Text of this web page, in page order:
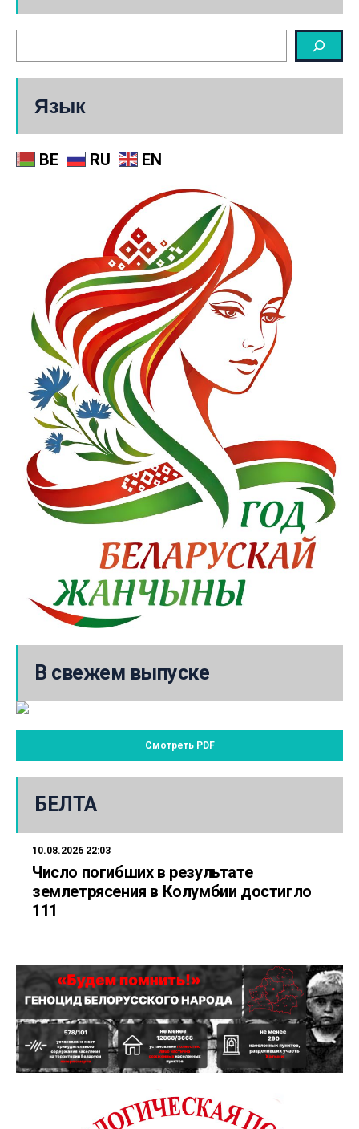
Язык
BE RU EN
В свежем выпуске
Смотреть PDF
БЕЛТА
10.08.2026 22:03
Число погибших в результате
землетрясения в Колумбии достигло
111